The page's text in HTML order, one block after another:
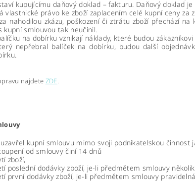
kupujícímu daňový doklad – fakturu. Daňový doklad
vlastnické právo ke zboží zaplacením celé kupní ceny
nahodilou zkázu, poškození či ztrátu zboží přechází
kupní smlouvou tak neučinil.
na dobírku vznikají náklady, které budou
nepřebral balíček na dobírku, budou další
najdete ZDE.
kupní smlouvu mimo svoji podnikatelskou
od smlouvy činí 14 dnů
zboží,
poslední dodávky zboží, je-li předmětem smlouvy
první dodávky zboží, je-li předmětem smlouvy